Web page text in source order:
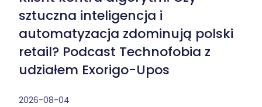
sztuczna inteligencja i
automatyzacja zdominują polski
retail? Podcast Technofobia z
udziałem Exorigo-Upos
2026-08-04